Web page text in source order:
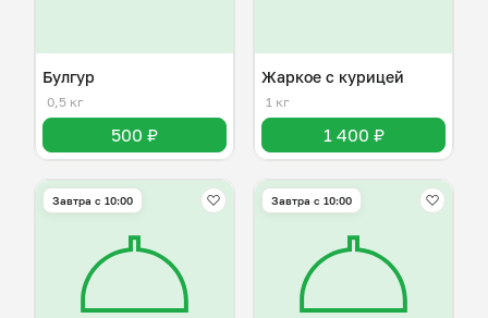
Булгур
0,5 кг
500 ₽
Жаркое с курицей
1 кг
1 400 ₽
Завтра c 10:00 Завтра c 10:00